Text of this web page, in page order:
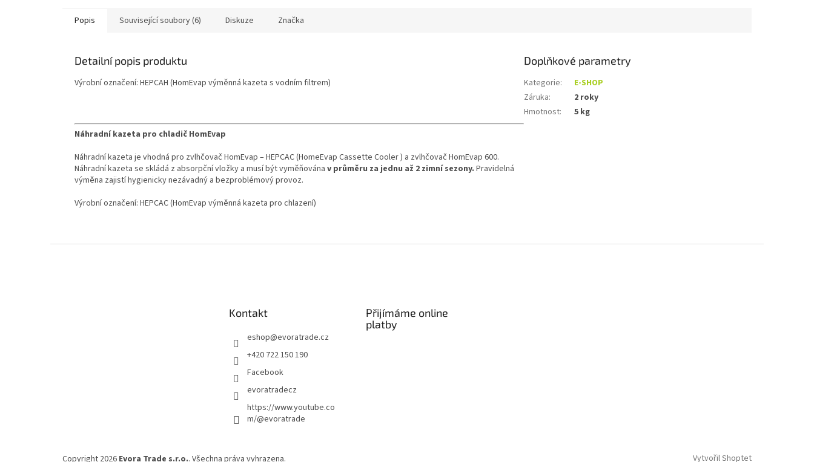
Popis Související soubory (6) Diskuze Značka
Detailní popis produktu
Výrobní označení: HEPCAH (HomEvap výměnná kazeta s vodním filtrem)
Náhradní kazeta pro chladič HomEvap
Náhradní kazeta je vhodná pro zvlhčovač HomEvap – HEPCAC (HomeEvap Cassette Cooler ) a zvlhčovač HomEvap 600.
Náhradní kazeta se skládá z absorpční vložky a musí být vyměňována v průměru za jednu až 2 zimní sezony. Pravidelná
výměna zajistí hygienicky nezávadný a bezproblémový provoz.
Výrobní označení: HEPCAC (HomEvap výměnná kazeta pro chlazení)
Doplňkové parametry
Kategorie:
E-SHOP
Záruka:
2 roky
Hmotnost: 5 kg
Kontakt
eshop@evoratrade.cz
+420 722 150 190
Facebook
evoratradecz
https://www.youtube.co
m/@evoratrade
Přijímáme online
platby
Vytvořil Shoptet
Copyright 2026 Evora Trade s.r.o.. Všechna práva vyhrazena.